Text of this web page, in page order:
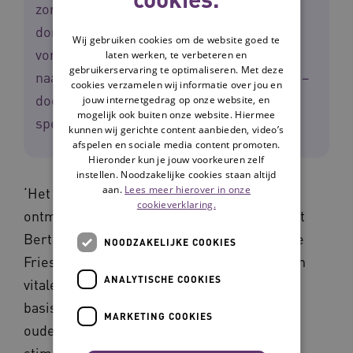
zorggeschikte woning, moet in een wijk of
dorp met zone plus wonen. Hier zijn ook
vormen van geclusterd wonen. Verhuizen
naar een zone top – met een verpleeghuis –
doe je alleen als je zeer intensieve en/of
specialistische hulp nodig hebt.
‘Het is belangrijk dat iedere oudere een
ontmoetingsplek in de nabijheid heeft’, vindt
Bert Bokma, zorginkoper bij zorgkantoor De
Friesland, onderdeel van Zilveren Kruis. ‘Een
vitale gemeenschap met een sterke sociale
basis is een essentieel aspect van de
ouderenzorg van de toekomst. We moeten
Wij gebruiken cookies om de website goed te
laten werken, te verbeteren en
gebruikerservaring te optimaliseren. Met deze
cookies verzamelen wij informatie over jou en
jouw internetgedrag op onze website, en
mogelijk ook buiten onze website. Hiermee
kunnen wij gerichte content aanbieden, video’s
afspelen en sociale media content promoten.
Hieronder kun je jouw voorkeuren zelf
instellen. Noodzakelijke cookies staan altijd
aan. Lees meer hierover in onze
cookieverklaring.
NOODZAKELIJKE COOKIES
ANALYTISCHE COOKIES
MARKETING COOKIES